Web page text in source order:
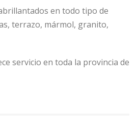
en todo tipo de
terrazo, mármol, granito,
servicio en toda la provincia de